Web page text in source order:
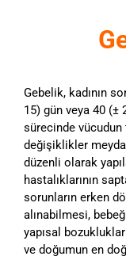
Gebelik, kadının
15) gün veya 40
sürecinde vücudun
değişiklikler
düzenli olarak
hastalıklarının
sorunların erken
alınabilmesi,
yapısal
ve doğumun en